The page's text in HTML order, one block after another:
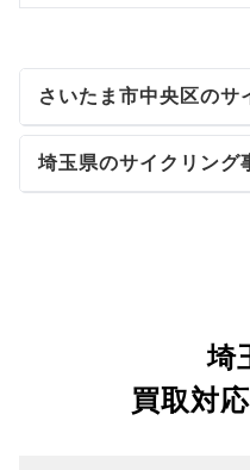
さいたま市中央区のサ
埼玉県のサイクリング
埼
買取対